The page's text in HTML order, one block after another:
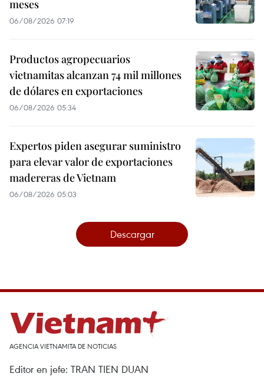
meses
06/08/2026 07:19
Productos agropecuarios
vietnamitas alcanzan 74 mil millones
de dólares en exportaciones
06/08/2026 05:34
Expertos piden asegurar suministro
para elevar valor de exportaciones
madereras de Vietnam
06/08/2026 05:03
Descargar
AGENCIA VIETNAMITA DE NOTICIAS
Editor en jefe: TRAN TIEN DUAN